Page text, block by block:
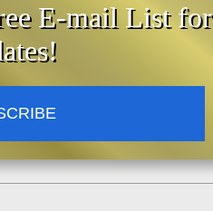
E-mail List for